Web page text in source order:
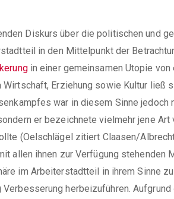
Diskurs über die politischen und
in den Mittelpunkt der
in einer gemeinsamen Utopie von
Erziehung sowie Kultur
war in diesem Sinne
er bezeichnete vielmehr jene
(Oelschlägel zitiert Claasen/
allen ihnen zur Verfügung
im Arbeiterstadtteil in ihrem Sinne
herbeizuführen.